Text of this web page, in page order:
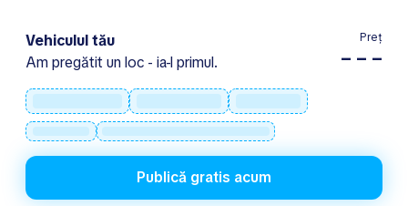
Vehiculul tău
Am pregătit un loc - ia-l primul.
Preț
– – –
Publică gratis acum